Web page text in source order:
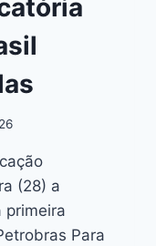
(28) a
primeira
Para